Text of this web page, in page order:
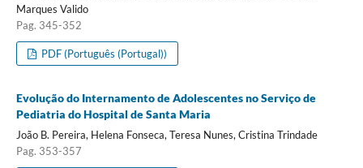
Marques Valido
Pag. 345-352
PDF (Português (Portugal))
Evolução do Internamento de Adolescentes no Serviço de
Pediatria do Hospital de Santa Maria
João B. Pereira, Helena Fonseca, Teresa Nunes, Cristina Trindade
Pag. 353-357